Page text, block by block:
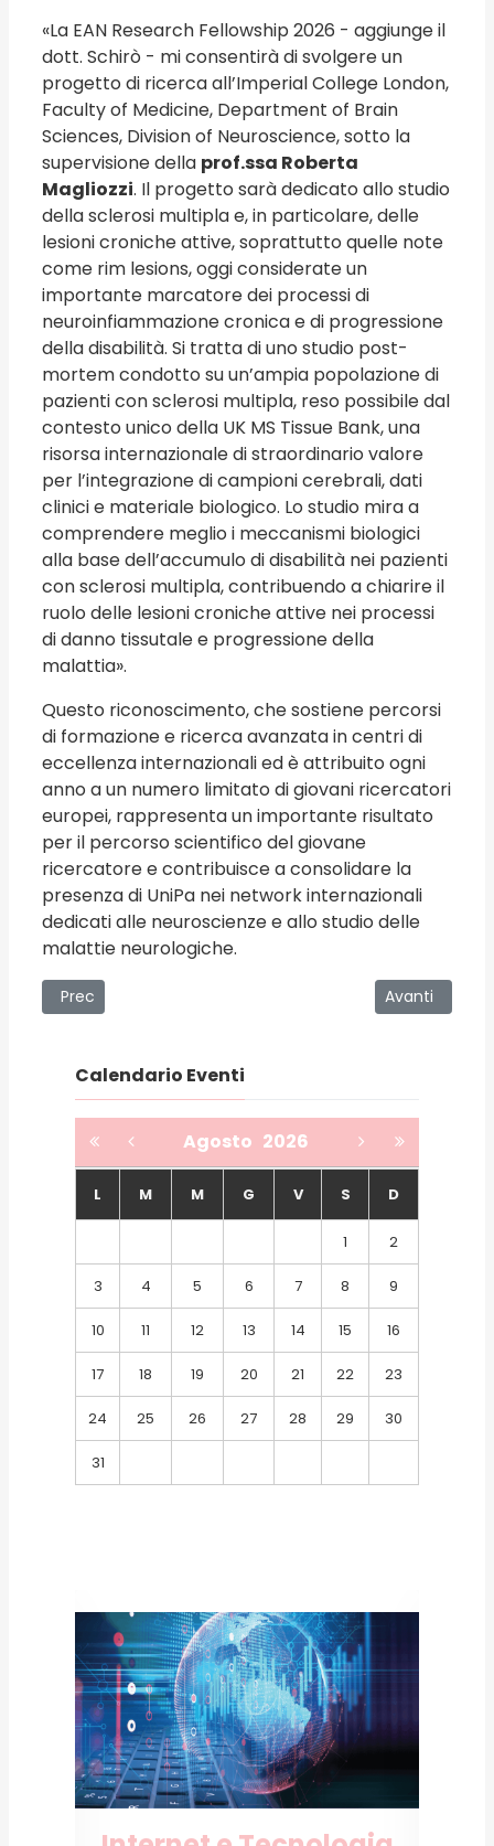
«La EAN Research Fellowship 2026 - aggiunge il
dott. Schirò - mi consentirà di svolgere un
progetto di ricerca all’Imperial College London,
Faculty of Medicine, Department of Brain
Sciences, Division of Neuroscience, sotto la
supervisione della prof.ssa Roberta
Magliozzi. Il progetto sarà dedicato allo studio
della sclerosi multipla e, in particolare, delle
lesioni croniche attive, soprattutto quelle note
come rim lesions, oggi considerate un
importante marcatore dei processi di
neuroinfiammazione cronica e di progressione
della disabilità. Si tratta di uno studio post-
mortem condotto su un’ampia popolazione di
pazienti con sclerosi multipla, reso possibile dal
contesto unico della UK MS Tissue Bank, una
risorsa internazionale di straordinario valore
per l’integrazione di campioni cerebrali, dati
clinici e materiale biologico. Lo studio mira a
comprendere meglio i meccanismi biologici
alla base dell’accumulo di disabilità nei pazienti
con sclerosi multipla, contribuendo a chiarire il
ruolo delle lesioni croniche attive nei processi
di danno tissutale e progressione della
malattia».
Questo riconoscimento, che sostiene percorsi
di formazione e ricerca avanzata in centri di
eccellenza internazionali ed è attribuito ogni
anno a un numero limitato di giovani ricercatori
europei, rappresenta un importante risultato
per il percorso scientifico del giovane
ricercatore e contribuisce a consolidare la
presenza di UniPa nei network internazionali
dedicati alle neuroscienze e allo studio delle
malattie neurologiche.
Articolo precedente: Fondo Italiano per la Scienza: il
Prec Articolo
Avanti
Calendario Eventi
Agosto 2026
L M M G V S D
1 2
3 4 5 6 7 8 9
10 11 12 13 14 15 16
17 18 19 20 21 22 23
24 25 26 27 28 29 30
31